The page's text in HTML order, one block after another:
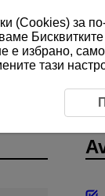
AE с приоритет
(Cookies) за
Бисквитките
е избрано,
тази